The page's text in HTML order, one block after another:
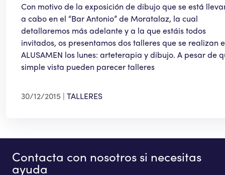
Con motivo de la exposición de dibujo que se está
a cabo en el “Bar Antonio” de Moratalaz, la cual
detallaremos más adelante y a la que estáis todos
invitados, os presentamos dos talleres que se realizan
ALUSAMEN los lunes: arteterapia y dibujo. A pesar de
simple vista pueden parecer talleres
30/12/2015 TALLERES
Contacta con nosotros si necesitas
ayuda